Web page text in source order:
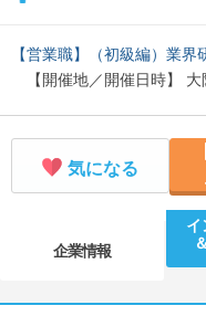
【営業職】（初級編）業
【開催地／開催日時】
気になる
企業情報
イ